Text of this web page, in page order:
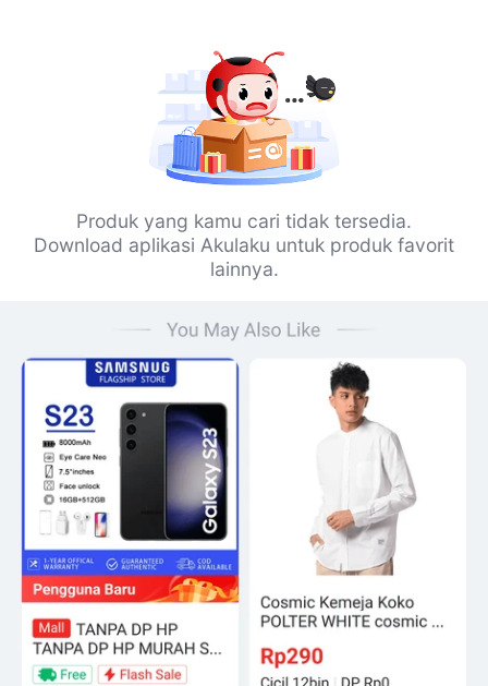
Produk yang kamu cari tidak tersedia.
Download aplikasi Akulaku untuk produk favorit
lainnya.